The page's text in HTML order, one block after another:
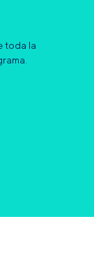
toda la